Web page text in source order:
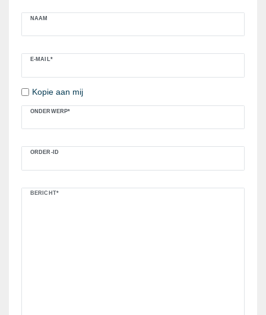
NAAM
E-MAIL*
Kopie aan mij
ONDERWERP*
ORDER-ID
BERICHT*
Ceres::Template.mailFormHoneypotLabel